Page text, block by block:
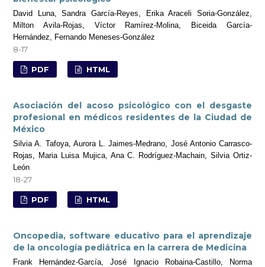
David Luna, Sandra García-Reyes, Erika Araceli Soria-González,
Milton Avila-Rojas, Víctor Ramírez-Molina, Biceida García-
Hernández, Fernando Meneses-González
8-17
PDF HTML
Asociación del acoso psicológico con el desgaste
profesional en médicos residentes de la Ciudad de
México
Silvia A. Tafoya, Aurora L. Jaimes-Medrano, José Antonio Carrasco-
Rojas, Maria Luisa Mujica, Ana C. Rodríguez-Machain, Silvia Ortiz-
León
18-27
PDF HTML
Oncopedia, software educativo para el aprendizaje
de la oncología pediátrica en la carrera de Medicina
Frank Hernández-García, José Ignacio Robaina-Castillo, Norma